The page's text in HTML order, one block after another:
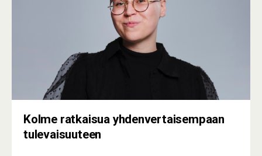
Kolme ratkaisua yhdenvertaisempaan
tulevaisuuteen